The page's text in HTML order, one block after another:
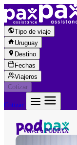
Saltar al contenido
Tipo de viaje
Uruguay
Destino
Fechas
Viajeros
Cotizar
Cotizar
← Volver a PODPAX